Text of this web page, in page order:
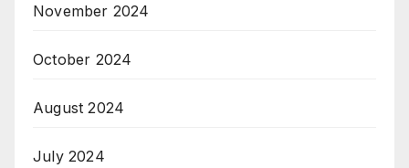
November 2024
October 2024
August 2024
July 2024